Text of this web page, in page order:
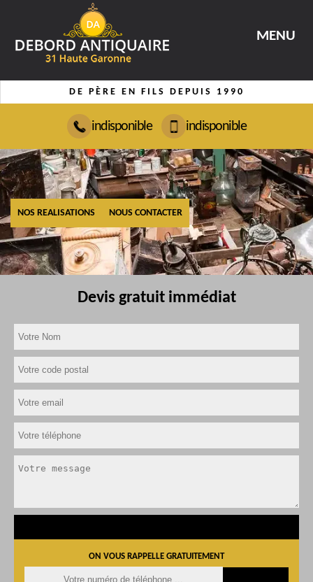
MENU
DE PÈRE EN FILS DEPUIS 1990
indisponible indisponible
NOS REALISATIONS NOUS CONTACTER
Devis gratuit immédiat
ON VOUS RAPPELLE GRATUITEMENT